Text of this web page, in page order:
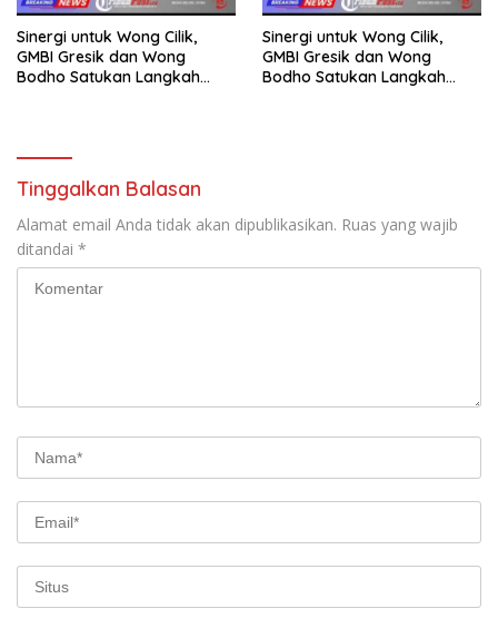
Sinergi untuk Wong Cilik,
GMBI Gresik dan Wong
Bodho Satukan Langkah
Sinergi untuk Wong Cilik,
GMBI Gresik dan Wong
Bodho Satukan Langkah
Tinggalkan Balasan
Alamat email Anda tidak akan dipublikasikan. Ruas yang wajib
ditandai *